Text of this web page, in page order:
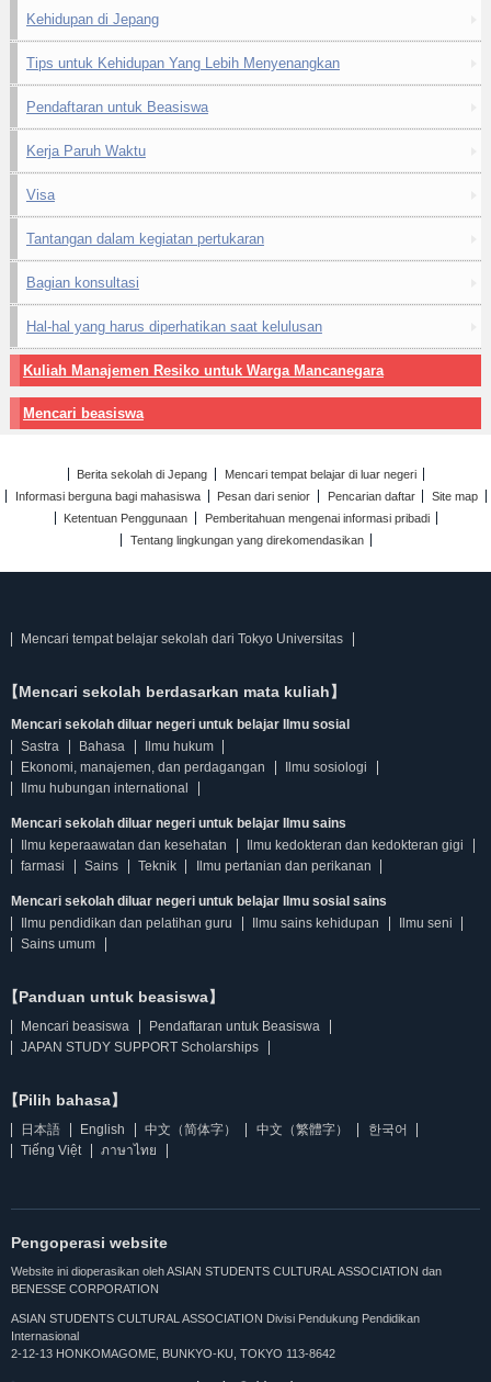
Kehidupan di Jepang
Tips untuk Kehidupan Yang Lebih Menyenangkan
Pendaftaran untuk Beasiswa
Kerja Paruh Waktu
Visa
Tantangan dalam kegiatan pertukaran
Bagian konsultasi
Hal-hal yang harus diperhatikan saat kelulusan
Kuliah Manajemen Resiko untuk Warga Mancanegara
Mencari beasiswa
Berita sekolah di Jepang
Mencari tempat belajar di luar negeri
Informasi berguna bagi mahasiswa
Pesan dari senior Pencarian daftar
Site map
Ketentuan Penggunaan
Pemberitahuan mengenai informasi pribadi
Tentang lingkungan yang direkomendasikan
Mencari tempat belajar sekolah dari Tokyo Universitas
【Mencari sekolah berdasarkan mata kuliah】
Mencari sekolah diluar negeri untuk belajar Ilmu sosial
Sastra
Bahasa
Ilmu hukum
Ekonomi, manajemen, dan perdagangan
Ilmu sosiologi
Ilmu hubungan international
Mencari sekolah diluar negeri untuk belajar Ilmu sains
Ilmu keperaawatan dan kesehatan
Ilmu kedokteran dan kedokteran gigi
farmasi
Sains Teknik Ilmu pertanian dan perikanan
Mencari sekolah diluar negeri untuk belajar Ilmu sosial sains
Ilmu pendidikan dan pelatihan guru
Ilmu sains kehidupan
Ilmu seni
Sains umum
【Panduan untuk beasiswa】
Mencari beasiswa
Pendaftaran untuk Beasiswa
JAPAN STUDY SUPPORT Scholarships
【Pilih bahasa】
日本語 English 中文（简体字） 中文（繁體字）
한국어
Tiếng Việt
ภาษาไทย
Pengoperasi website
Website ini dioperasikan oleh ASIAN STUDENTS CULTURAL ASSOCIATION dan
BENESSE CORPORATION
ASIAN STUDENTS CULTURAL ASSOCIATION Divisi Pendukung Pendidikan
Internasional
2-12-13 HONKOMAGOME, BUNKYO-KU, TOKYO 113-8642